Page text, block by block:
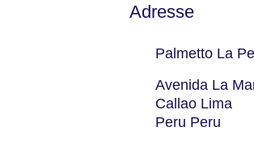
Adresse
Palmetto La
Avenida La
Callao Lima
Peru Peru